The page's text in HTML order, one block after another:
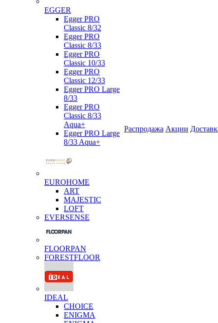
EGGER
Egger PRO
Classic 8/32
Egger PRO
Classic 8/33
Egger PRO
Classic 10/33
Egger PRO
Classic 12/33
Egger PRO Large
8/33
Egger PRO
Classic 8/33
Aqua+
Egger PRO Large
8/33 Aqua+
EUROHOME
ART
MAJESTIC
LOFT
EVERSENSE
FLOORPAN
FORESTFLOOR
IDEAL
CHOICE
ENIGMA
Распродажа Акции